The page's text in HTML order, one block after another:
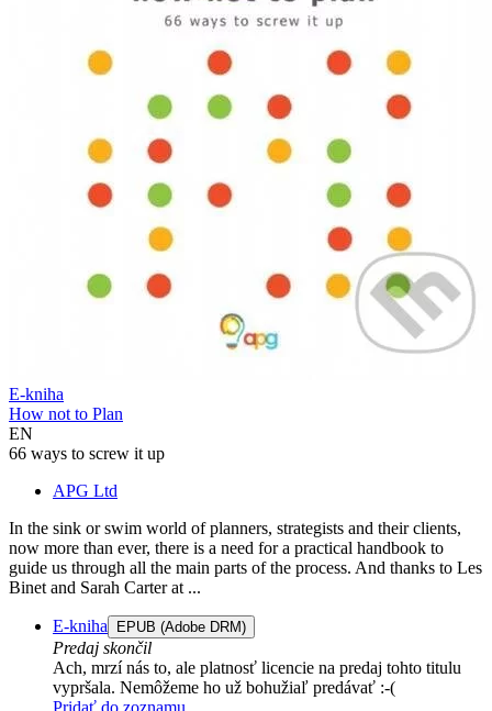
E-kniha
How not to Plan
EN
66 ways to screw it up
APG Ltd
In the sink or swim world of planners, strategists and their clients,
now more than ever, there is a need for a practical handbook to
guide us through all the main parts of the process. And thanks to Les
Binet and Sarah Carter at ...
E-kniha EPUB (Adobe DRM)
Predaj skončil
Ach, mrzí nás to, ale platnosť licencie na predaj tohto titulu
vypršala. Nemôžeme ho už bohužiaľ predávať :-(